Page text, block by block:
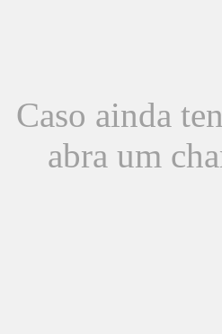
Caso ainda
abra um